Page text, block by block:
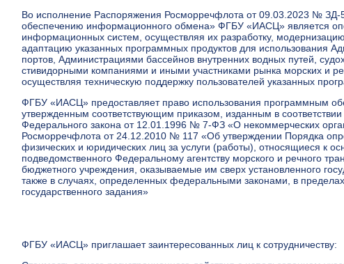
Во исполнение Распоряжения Росморречфлота от 09.03.2023 №
обеспечению информационного обмена» ФГБУ «ИАСЦ» является
информационных систем, осуществляя их разработку,
адаптацию указанных программных продуктов для использования
портов, Администрациями бассейнов внутренних водных путей,
стивидорными компаниями и иными участниками рынка морских и
осуществляя техническую поддержку пользователей указанных
ФГБУ «ИАСЦ» предоставляет право использования программным
утвержденным соответствующим приказом, изданным в соответствии
Федерального закона от 12.01.1996 № 7-ФЗ «О некоммерческих
Росморречфлота от 24.12.2010 № 117 «Об утверждении Порядка
физических и юридических лиц за услуги (работы), относящиеся к
подведомственного Федеральному агентству морского и речного
бюджетного учреждения, оказываемые им сверх установленного
также в случаях, определенных федеральными законами, в
государственного задания»
ФГБУ «ИАСЦ» приглашает заинтересованных лиц к сотрудничеству: